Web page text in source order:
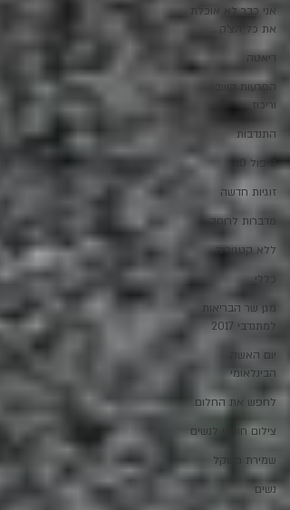
אני כבר לא אוכלת
את כל הצ'ק...
דיאטה
הפרעות קשב
וריכוז
התנדבות
טיפול 10
זוגיות חדשה
מדברות לרוחב
ללא קטגוריה
כללי
מגן שר הבריאות
למתנדבי 2017
יום האשה
הבינלאומי
לחפש את החלום.
צילום חוויתי לנשים
שמירת משקל
נשים